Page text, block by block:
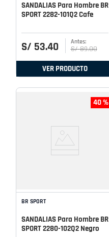
SANDALIAS Para Hombre BR
SPORT 2282-101Q2 Cafe
S/ 53.40 S/ 89.00
VER PRODUCTO
40 %
BR SPORT
SANDALIAS Para Hombre BR
SPORT 2280-102Q2 Negro